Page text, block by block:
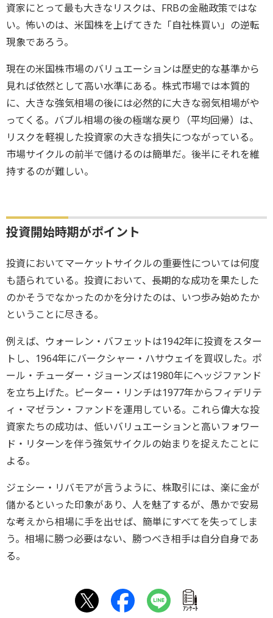
資家にとって最も大きなリスクは、FRBの金融政策ではな
い。怖いのは、米国株を上げてきた「自社株買い」の逆転
現象であろう。
現在の米国株市場のバリュエーションは歴史的な基準から
見れば依然として高い水準にある。株式市場では本質的
に、大きな強気相場の後には必然的に大きな弱気相場がや
ってくる。バブル相場の後の極端な戻り（平均回帰）は、
リスクを軽視した投資家の大きな損失につながっている。
市場サイクルの前半で儲けるのは簡単だ。後半にそれを維
持するのが難しい。
投資開始時期がポイント
投資においてマーケットサイクルの重要性については何度
も語られている。投資において、長期的な成功を果たした
のかそうでなかったのかを分けたのは、いつ歩み始めたか
ということに尽きる。
例えば、ウォーレン・バフェットは1942年に投資をスター
トし、1964年にバークシャー・ハサウェイを買収した。ポ
ール・チューダー・ジョーンズは1980年にヘッジファンド
を立ち上げた。ピーター・リンチは1977年からフィデリテ
ィ・マゼラン・ファンドを運用している。これら偉大な投
資家たちの成功は、低いバリュエーションと高いフォワー
ド・リターンを伴う強気サイクルの始まりを捉えたことに
よる。
ジェシー・リバモアが言うように、株取引には、楽に金が
儲かるといった印象があり、人を魅了するが、愚かで安易
な考えから相場に手を出せば、簡単にすべてを失ってしま
う。相場に勝つ必要はない、勝つべき相手は自分自身であ
る。
ｱﾝｹｰﾄ